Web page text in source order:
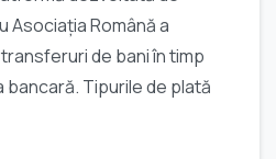
Asociația Română a
de bani în timp
bancară. Tipurile de plată